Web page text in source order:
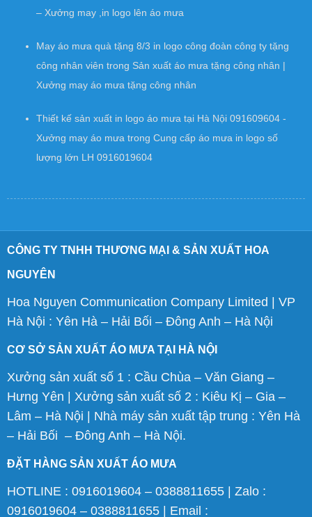
– Xưởng may ,in logo lên áo mưa
May áo mưa quà tặng 8/3 in logo công đoàn công ty tặng
công nhân viên trong Sản xuất áo mưa tặng công nhân |
Xưởng may áo mưa tặng công nhân
Thiết kế sản xuất in logo áo mưa tại Hà Nội 091609604 -
Xưởng may áo mưa trong Cung cấp áo mưa in logo số
lượng lớn LH 0916019604
CÔNG TY TNHH THƯƠNG MẠI & SẢN XUẤT HOA
NGUYÊN
Hoa Nguyen Communication Company Limited | VP
Hà Nội : Yên Hà – Hải Bối – Đông Anh – Hà Nội
CƠ SỞ SẢN XUẤT ÁO MƯA TẠI HÀ NỘI
Xưởng sản xuất số 1 : Cầu Chùa – Văn Giang –
Hưng Yên | Xưởng sản xuất số 2 : Kiêu Kị – Gia –
Lâm – Hà Nội | Nhà máy sản xuất tập trung : Yên Hà
– Hải Bối – Đông Anh – Hà Nội.
ĐẶT HÀNG SẢN XUẤT ÁO MƯA
HOTLINE : 0916019604 – 0388811655 | Zalo :
0916019604 – 0388811655 | Email :